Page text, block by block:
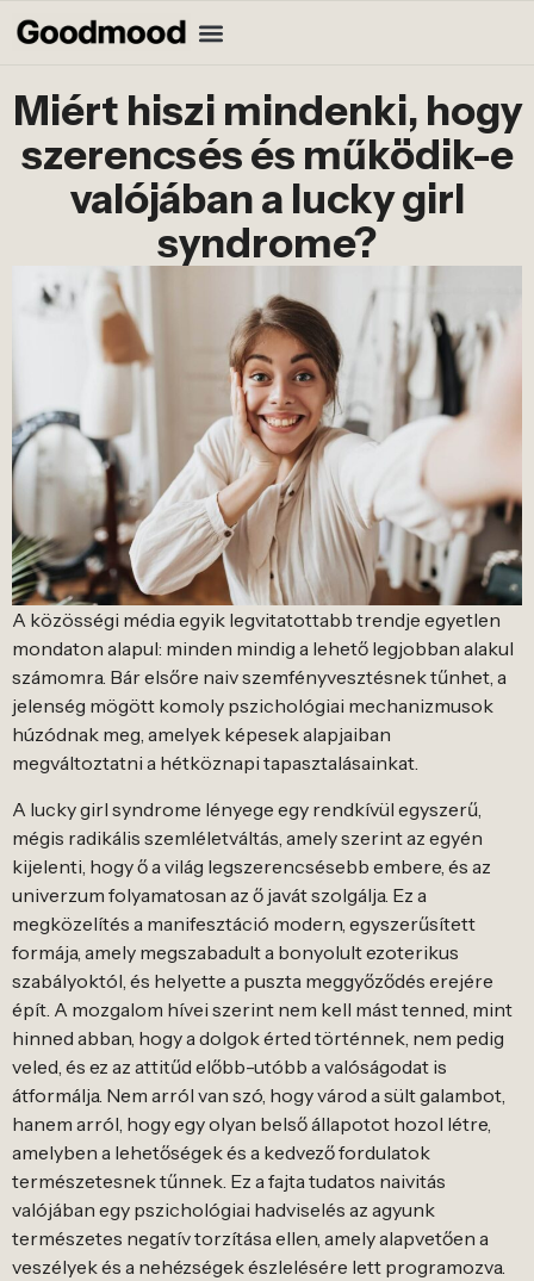
Miért hiszi mindenki, hogy
szerencsés és működik-e
valójában a lucky girl
syndrome?
A közösségi média egyik legvitatottabb trendje egyetlen
mondaton alapul: minden mindig a lehető legjobban alakul
számomra. Bár elsőre naiv szemfényvesztésnek tűnhet, a
jelenség mögött komoly pszichológiai mechanizmusok
húzódnak meg, amelyek képesek alapjaiban
megváltoztatni a hétköznapi tapasztalásainkat.
A lucky girl syndrome lényege egy rendkívül egyszerű,
mégis radikális szemléletváltás, amely szerint az egyén
kijelenti, hogy ő a világ legszerencsésebb embere, és az
univerzum folyamatosan az ő javát szolgálja. Ez a
megközelítés a manifesztáció modern, egyszerűsített
formája, amely megszabadult a bonyolult ezoterikus
szabályoktól, és helyette a puszta meggyőződés erejére
épít. A mozgalom hívei szerint nem kell mást tenned, mint
hinned abban, hogy a dolgok érted történnek, nem pedig
veled, és ez az attitűd előbb-utóbb a valóságodat is
átformálja. Nem arról van szó, hogy várod a sült galambot,
hanem arról, hogy egy olyan belső állapotot hozol létre,
amelyben a lehetőségek és a kedvező fordulatok
természetesnek tűnnek. Ez a fajta tudatos naivitás
valójában egy pszichológiai hadviselés az agyunk
természetes negatív torzítása ellen, amely alapvetően a
veszélyek és a nehézségek észlelésére lett programozva.